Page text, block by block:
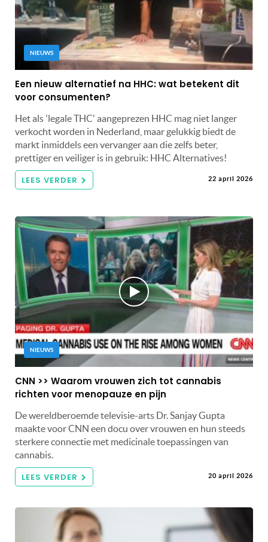
NIEUWS
Een nieuw alternatief na HHC: wat betekent dit
voor consumenten?
Het als 'legale THC' aangeprezen HHC mag niet langer
verkocht worden in Nederland, maar gelukkig biedt de
markt inmiddels een vervanger aan die zelfs beter,
prettiger en veiliger is in gebruik: HHC Alternatives!
LEES VERDER 22 april 2026
NIEUWS
CNN >> Waarom vrouwen zich tot cannabis
richten voor menopauze en pijn
De wereldberoemde televisie-arts Dr. Sanjay Gupta
maakte voor CNN een docu over vrouwen en hun steeds
sterkere connectie met medicinale toepassingen van
cannabis.
LEES VERDER 20 april 2026